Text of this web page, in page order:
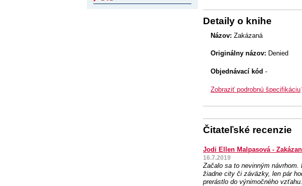
Detaily o knihe
Názov: Zakázaná
Originálny názov: Denied
Objednávací kód -
Zobraziť podrobnú špecifikáciu
Čitateľské recenzie
Jodi Ellen Malpasová -
16.7.2019
Začalo sa to nevinným
žiadne city či záväzky, len pár
prerástlo do výnimočného vzťahu.